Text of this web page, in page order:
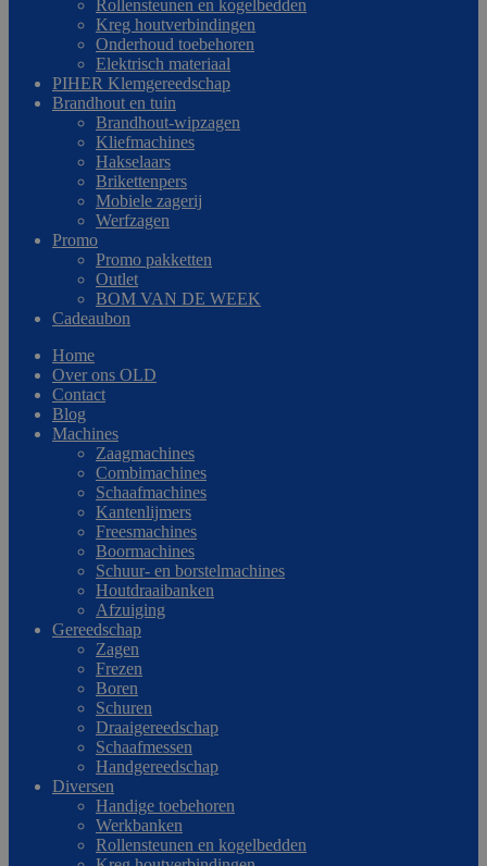
Rollensteunen en kogelbedden
Kreg houtverbindingen
Onderhoud toebehoren
Elektrisch materiaal
PIHER Klemgereedschap
Brandhout en tuin
Brandhout-wipzagen
Kliefmachines
Hakselaars
Brikettenpers
Mobiele zagerij
Werfzagen
Promo
Promo pakketten
Outlet
BOM VAN DE WEEK
Cadeaubon
Home
Over ons OLD
Contact
Blog
Machines
Zaagmachines
Combimachines
Schaafmachines
Kantenlijmers
Freesmachines
Boormachines
Schuur- en borstelmachines
Houtdraaibanken
Afzuiging
Gereedschap
Zagen
Frezen
Boren
Schuren
Draaigereedschap
Schaafmessen
Handgereedschap
Diversen
Handige toebehoren
Werkbanken
Rollensteunen en kogelbedden